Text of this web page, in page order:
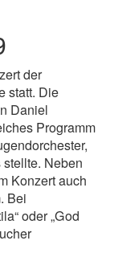
der
statt. Die
Daniel
Programm
Neben
Konzert auch
Bei
oder „God